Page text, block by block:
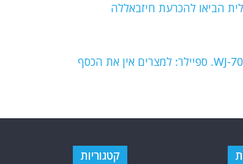
הביאו להכרעת חיזבאללה
דיווחים: מצרים חתמה על עסקה לרכישת מל"טים סילוניים סינים מסוג WJ-700. ספיילר: למצרים אין את הכסף
קטגוריות